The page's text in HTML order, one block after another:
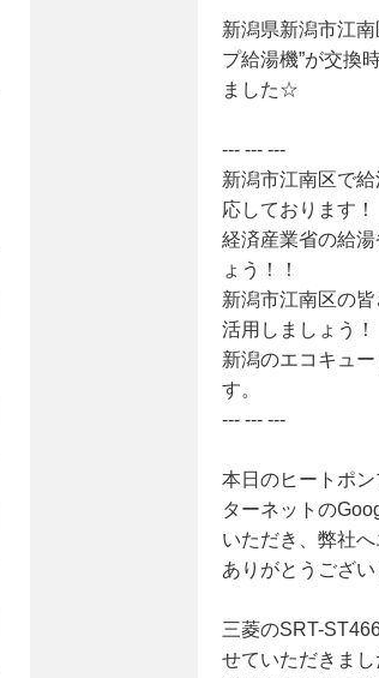
新潟県新潟市江
プ給湯機”が交換
ました☆
--- --- ---
新潟市江南区で
応しております！
経済産業省の給
ょう！！
新潟市江南区の
活用しましょう！
新潟のエコキュ
す。
--- --- ---
本日のヒートポ
ターネットの
いただき、弊社
ありがとうござい
三菱のSRT-
せていただきまし